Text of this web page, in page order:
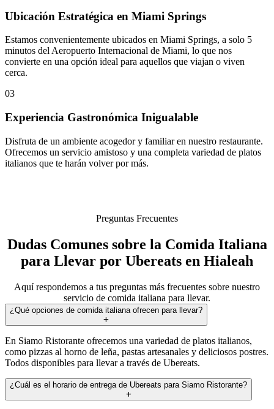
Ubicación Estratégica en Miami Springs
Estamos convenientemente ubicados en Miami Springs, a solo 5
minutos del Aeropuerto Internacional de Miami, lo que nos
convierte en una opción ideal para aquellos que viajan o viven
cerca.
03
Experiencia Gastronómica Inigualable
Disfruta de un ambiente acogedor y familiar en nuestro restaurante.
Ofrecemos un servicio amistoso y una completa variedad de platos
italianos que te harán volver por más.
Preguntas Frecuentes
Dudas Comunes sobre la Comida Italiana
para Llevar por Ubereats en Hialeah
Aquí respondemos a tus preguntas más frecuentes sobre nuestro
servicio de comida italiana para llevar.
¿Qué opciones de comida italiana ofrecen para llevar?
En Siamo Ristorante ofrecemos una variedad de platos italianos,
como pizzas al horno de leña, pastas artesanales y deliciosos postres.
Todos disponibles para llevar a través de Ubereats.
¿Cuál es el horario de entrega de Ubereats para Siamo Ristorante?